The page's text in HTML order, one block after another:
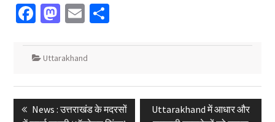
Facebook
Mastodon
EmailShare
Uttarakhand
navigation
Previous
News : उत्तराखंड के मदरसों
Next
Uttarakhand में आधार और